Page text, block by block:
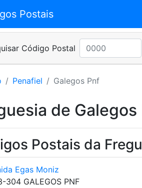
Postais
Código Postal
Penafiel Galegos Pnf
de Galegos
Postais da
Egas Moniz
304 GALEGOS PNF